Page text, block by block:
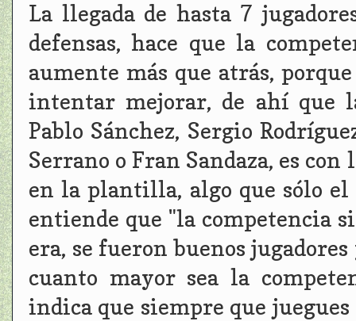
La llegada de hasta 7
defensas, hace que la
aumente más que atrás,
intentar mejorar, de ahí que
Pablo Sánchez, Sergio
Serrano o Fran Sandaza, es
en la plantilla, algo que sólo
entiende que "la competencia
era, se fueron buenos
cuanto mayor sea la
indica que siempre que